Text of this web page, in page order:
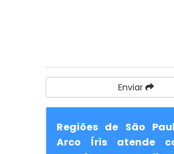
Enviar
Regiões de São
Arco Íris atende